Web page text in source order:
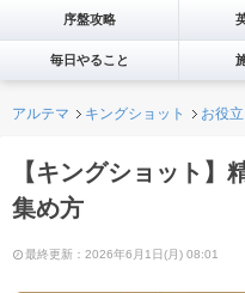
序盤攻略
毎日やること
アルテマ キングショット お役
【キングショット】
集め方
最終更新：2026年6月1日(月) 08:01